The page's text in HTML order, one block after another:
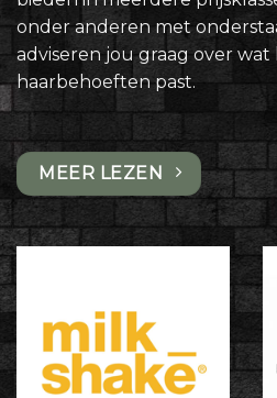
onder anderen met
adviseren jou graag over
haarbehoeften past.
MEER LEZEN